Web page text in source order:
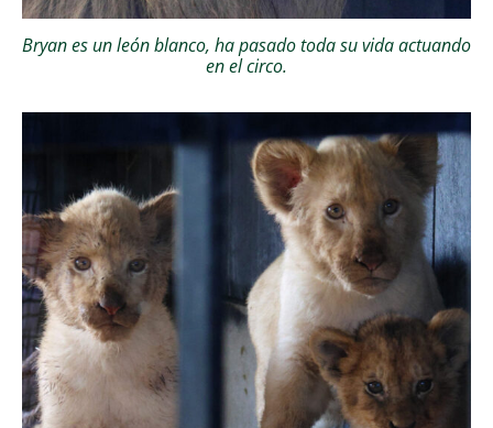
Bryan es un león blanco, ha pasado toda su vida actuando
en el circo.